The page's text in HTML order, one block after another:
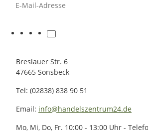
Breslauer Str. 6
47665 Sonsbeck
Tel: (02838) 838 90 51
Email: info@handelszentrum24.de
Mo, Mi, Do, Fr. 10:00 - 13:00 Uhr -